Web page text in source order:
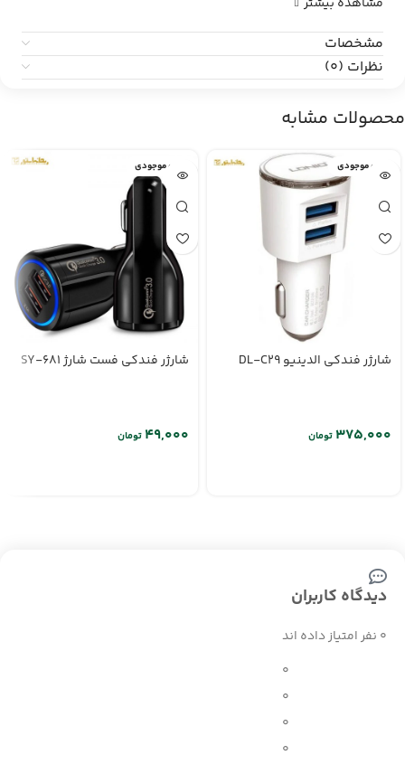
مشخصات
نظرات (0)
محصولات مشابه
اتمام موجودی
شارژر فندکی الدینیو DL-C29
تومان
اتمام موجودی
شارژر فندکی فست شارژ SY-681
تومان
دیدگاه کاربران
0 نفر امتیاز داده اند
0
0
0
0